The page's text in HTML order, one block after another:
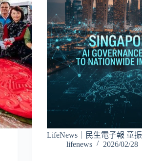
LifeNews｜民生電子報 童
lifenews
2026/02/28